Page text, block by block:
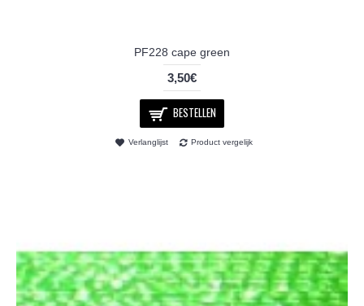
PF228 cape green
3,50€
BESTELLEN
Verlanglijst Product vergelijk